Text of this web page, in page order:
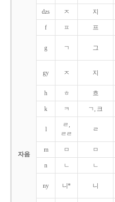
자음
dzs ㅈ 지
f ㅍ 프
g ㄱ 그
gy ㅈ 지
h ㅎ 흐
k ㅋ ㄱ, 크
l
ㄹ,
ㄹㄹ
ㄹ
m ㅁ ㅁ
n ㄴ ㄴ
ny 니* 니